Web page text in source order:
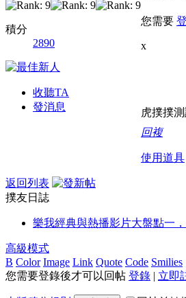
積分
2890
收聽TA
發消息
您需要
x
虎撲撲
回複
使用道具
返回列表
撲友日誌
樂我經典與熱播影片大盤點一
高級模式
B Color Image Link Quote Code Smilies
您需要登錄後才可以回帖 登錄 | 立即